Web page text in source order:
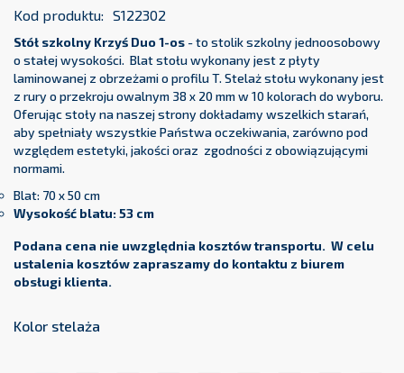
Kod produktu: S122302
Stół szkolny Krzyś Duo 1-os - to stolik szkolny jednoosobowy
o stałej wysokości. Blat stołu wykonany jest z płyty
laminowanej z obrzeżami o profilu T. Stelaż stołu wykonany jest
z rury o przekroju owalnym 38 x 20 mm w 10 kolorach do wyboru.
Oferując stoły na naszej strony dokładamy wszelkich starań,
aby spełniały wszystkie Państwa oczekiwania, zarówno pod
względem estetyki, jakości oraz zgodności z obowiązującymi
normami.
Blat: 70 x 50 cm
Wysokość blatu: 53 cm
Podana cena nie uwzględnia kosztów transportu. W celu
ustalenia kosztów zapraszamy do kontaktu z biurem
obsługi klienta.
Kolor stelaża